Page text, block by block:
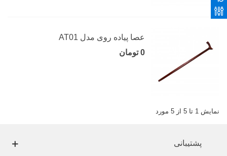
عصا پیاده روی مدل AT01
0 تومان
نمایش 1 تا 5 از 5 مورد
پشتیبانی